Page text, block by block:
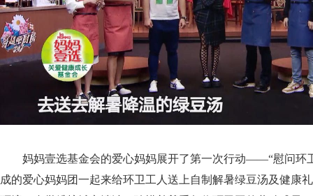
妈妈壹选基金会的爱心妈妈展开了第一次行动——“慰问环
成的爱心妈妈团一起来给环卫工人送上自制解暑绿豆汤及健康